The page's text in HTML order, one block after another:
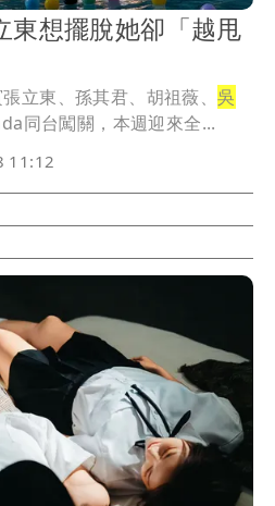
東想擺脫她卻「越甩
立東、孫其君、胡祖薇、吳
同台闖關，本週迎來全...
11:12